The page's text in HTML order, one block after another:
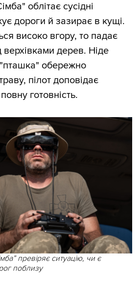
облітає сусідні
дороги й зазирає в кущі.
високо вгору, то падає
верхівками дерев. Ніде
"пташка" обережно
пілот доповідає
готовність.
превіряє ситуацію, чи є
поблизу